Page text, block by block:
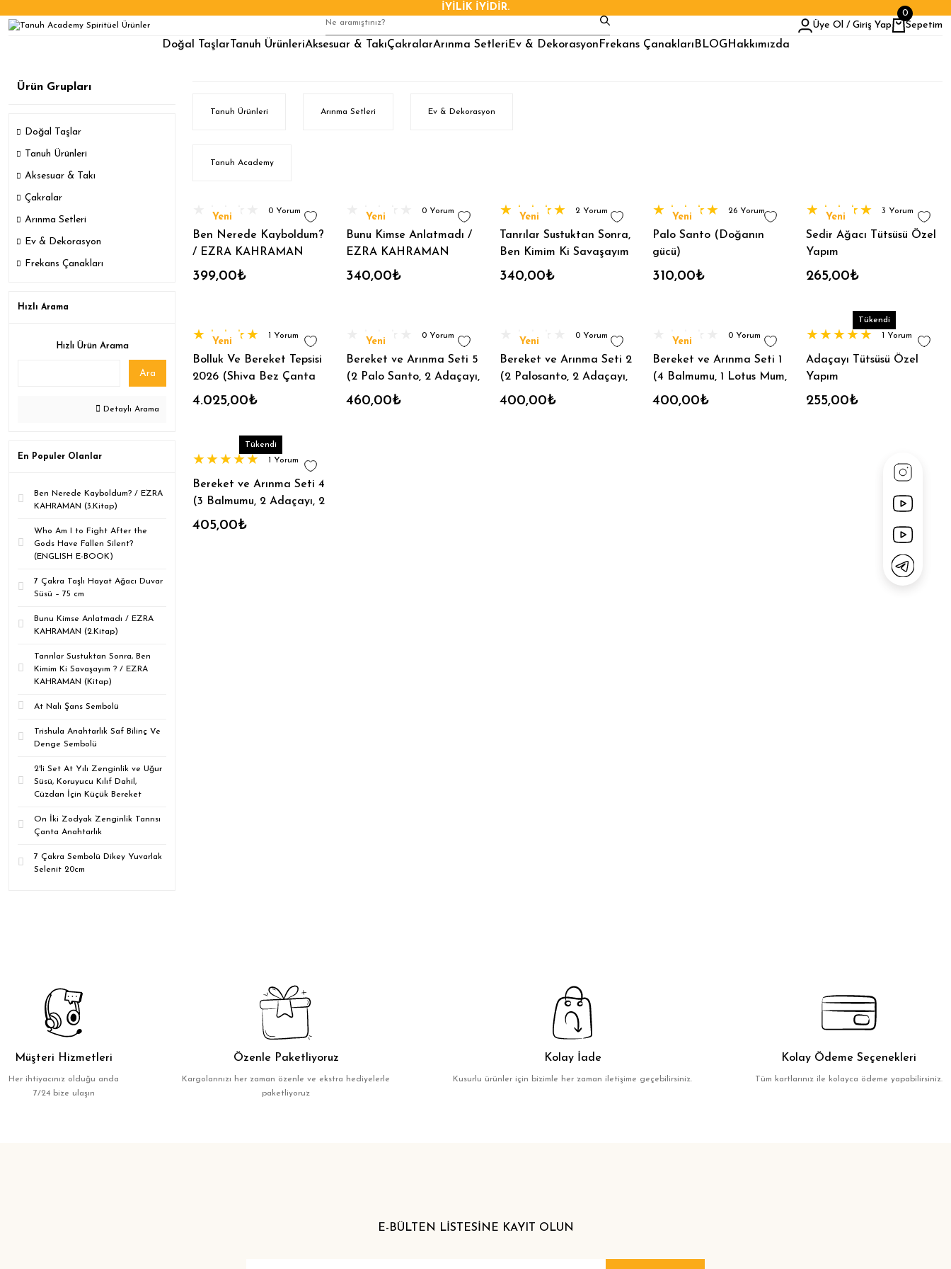
İYİLİK İYİDİR.
Üye Ol / Giriş Yap
Sepetim
0
Doğal Taşlar Tanuh ÜrünleriAksesuar & TakıÇakralarArınma Setleri Ev & Dekorasyon Frekans Çanakları BLOG Hakkımızda
Ürün Grupları
Doğal Taşlar
Tanuh Ürünleri
Aksesuar & Takı
Çakralar
Arınma Setleri
Ev & Dekorasyon
Frekans Çanakları
Hızlı Arama
Hızlı Ürün Arama
Ara
Detaylı Arama
En Populer Olanlar
Ben Nerede Kayboldum? / EZRA
KAHRAMAN (3.Kitap)
Who Am I to Fight After the
Gods Have Fallen Silent?
(ENGLISH E-BOOK)
7 Çakra Taşlı Hayat Ağacı Duvar
Süsü – 75 cm
Bunu Kimse Anlatmadı / EZRA
KAHRAMAN (2.Kitap)
Tanrılar Sustuktan Sonra, Ben
Kimim Ki Savaşayım ? / EZRA
KAHRAMAN (Kitap)
At Nalı Şans Sembolü
Trishula Anahtarlık Saf Bilinç Ve
Denge Sembolü
2'li Set At Yılı Zenginlik ve Uğur
Süsü, Koruyucu Kılıf Dahil,
Cüzdan İçin Küçük Bereket
On İki Zodyak Zenginlik Tanrısı
Çanta Anahtarlık
7 Çakra Sembolü Dikey Yuvarlak
Selenit 20cm
Tanuh Ürünleri Arınma Setleri Ev & Dekorasyon
Tanuh Academy
Yeni
0 Yorum
Ben Nerede Kayboldum?
/ EZRA KAHRAMAN
(3.Kitap)
399,00₺
Yeni
0 Yorum
Bunu Kimse Anlatmadı /
EZRA KAHRAMAN
(2.Kitap)
340,00₺
Yeni
2 Yorum
Tanrılar Sustuktan Sonra,
Ben Kimim Ki Savaşayım
? / EZRA KAHRAMAN
340,00₺
Yeni
26 Yorum
Palo Santo (Doğanın
gücü)
310,00₺
Yeni
3 Yorum
Sedir Ağacı Tütsüsü Özel
Yapım
265,00₺
Yeni
1 Yorum
Bolluk Ve Bereket Tepsisi
2026 (Shiva Bez Çanta
Hediye)
4.025,00₺
Yeni
0 Yorum
Bereket ve Arınma Seti 5
(2 Palo Santo, 2 Adaçayı,
2 Üzerlik, 1 Lavanta, 1
460,00₺
Yeni
0 Yorum
Bereket ve Arınma Seti 2
(2 Palosanto, 2 Adaçayı,
2 Üzerlik, 1 Lavanta, 1
400,00₺
Yeni
0 Yorum
Bereket ve Arınma Seti 1
(4 Balmumu, 1 Lotus Mum,
2 Adaçayı ,2 Lavanta, 2
400,00₺
Tükendi
1 Yorum
Adaçayı Tütsüsü Özel
Yapım
255,00₺
Tükendi
1 Yorum
Bereket ve Arınma Seti 4
(3 Balmumu, 2 Adaçayı, 2
Üzerlik, 2 Lavanta, 2 Palo
405,00₺
Müşteri Hizmetleri
Her ihtiyacınız olduğu anda
7/24 bize ulaşın
Özenle Paketliyoruz
Kargolarınızı her zaman özenle ve ekstra hediyelerle
paketliyoruz
Kolay İade
Kusurlu ürünler için bizimle her zaman iletişime geçebilirsiniz.
Kolay Ödeme Seçenekleri
Tüm kartlarınız ile kolayca ödeme yapabilirsiniz.
E-BÜLTEN LİSTESİNE KAYIT OLUN